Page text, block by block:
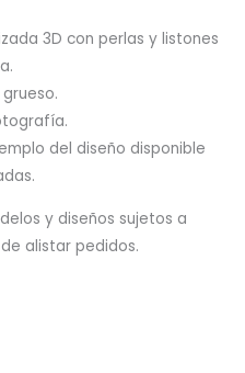
3D con perlas y listones
del diseño disponible
y diseños sujetos a
alistar pedidos.